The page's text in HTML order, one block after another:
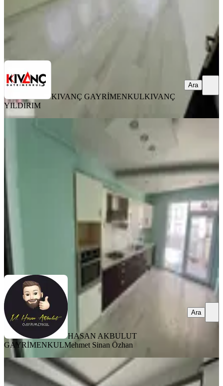
KIVANÇ GAYRİMENKULKIVANÇ
YILDIRIM
Ara
Özhan'dan Yakınca'da 3+1 Ultra Lüx
Yeşilyurt, Yakınca Mahallesi
160 m² · 6. Kat·03.08.2026
HASAN AKBULUT GAYRİMENKULMehmet Sinan Özhan
HASAN AKBULUT
GAYRİMENKULMehmet Sinan Özhan
Ara
SIFIR BİNA
Galata'dan Kuyuönünde 2+1 Sıfır
Daire